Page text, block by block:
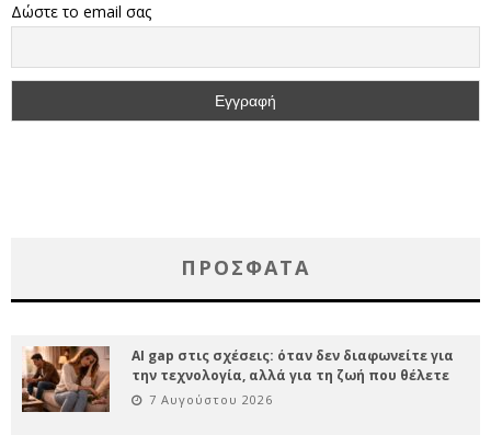
Δώστε το email σας
ΠΡΌΣΦΑΤΑ
AI gap στις σχέσεις: όταν δεν διαφωνείτε για
την τεχνολογία, αλλά για τη ζωή που θέλετε
7 Αυγούστου 2026